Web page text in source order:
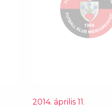
2014. április 11.